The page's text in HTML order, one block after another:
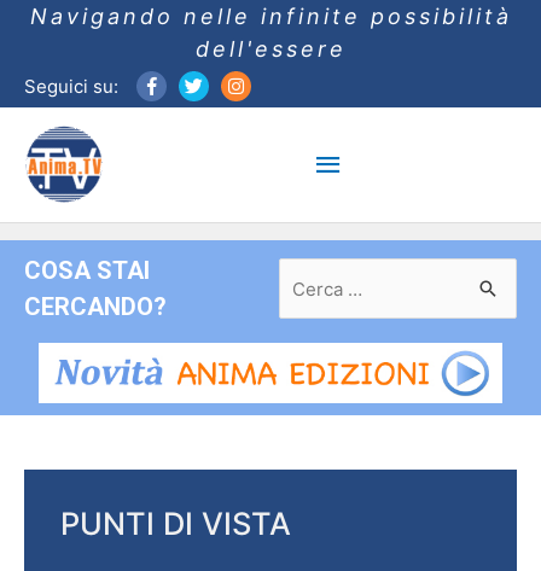
Navigando nelle infinite possibilità
dell'essere
Seguici su:
Menu
principale
COSA STAI
CERCANDO?
per:
PUNTI DI VISTA